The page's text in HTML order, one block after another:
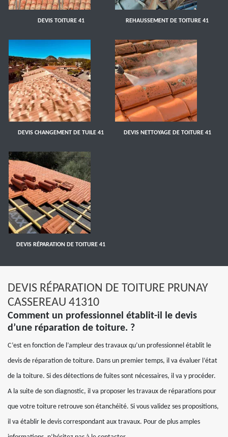
DEVIS TOITURE 41 REHAUSSEMENT DE TOITURE 41
DEVIS CHANGEMENT DE TUILE 41 DEVIS NETTOYAGE DE TOITURE 41
DEVIS RÉPARATION DE TOITURE 41
DEVIS RÉPARATION DE TOITURE PRUNAY
CASSEREAU 41310
Comment un professionnel établit-il le devis
d’une réparation de toiture. ?
C’est en fonction de l’ampleur des travaux qu’un professionnel établit le
devis de réparation de toiture. Dans un premier temps, il va évaluer l’état
de la toiture. Si des détections de fuites sont nécessaires, il va y procéder.
A la suite de son diagnostic, il va proposer les travaux de réparations pour
que votre toiture retrouve son étanchéité. Si vous validez ses propositions,
il va établir le devis correspondant aux travaux. Pour de plus amples